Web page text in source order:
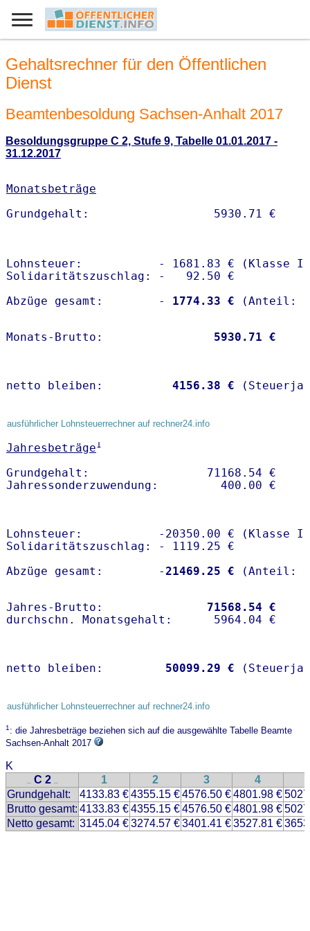
Gehaltsrechner für den Öffentlichen
Dienst
Beamtenbesoldung Sachsen-Anhalt 2017
Besoldungsgruppe C 2, Stufe 9, Tabelle 01.01.2017 -
31.12.2017
Monatsbeträge
Lohnsteuer:           - 1681.83 € (Klasse I)
Solidaritätszuschlag: -   92.50 €
Abzüge gesamt:        -
1774.33 €
Monats-Brutto: 5930.71 €
netto bleiben: 4156.38 €
ausführlicher Lohnsteuerrechner auf rechner24.info
Jahresbeträge1
Grundgehalt:                 71168.54 €
Lohnsteuer:           -20350.00 € (Klasse I)
Solidaritätszuschlag: - 1119.25 €
Abzüge gesamt:        -21469.25 €
Jahres-Brutto: 71568.54 €
netto bleiben: 50099.29 €
ausführlicher Lohnsteuerrechner auf rechner24.info
1: die Jahresbeträge beziehen sich auf die ausgewählte Tabelle Beamte
Sachsen-Anhalt 2017
K
.. C 2 .. 1 2 3 4
Grundgehalt:
4133.83 €4355.15 €4576.50 €4801.98 €
Brutto gesamt: 4133.83 €4355.15 €4576.50 €4801.98 €
Netto gesamt: 3145.04 €3274.57 €3401.41 €3527.81 €